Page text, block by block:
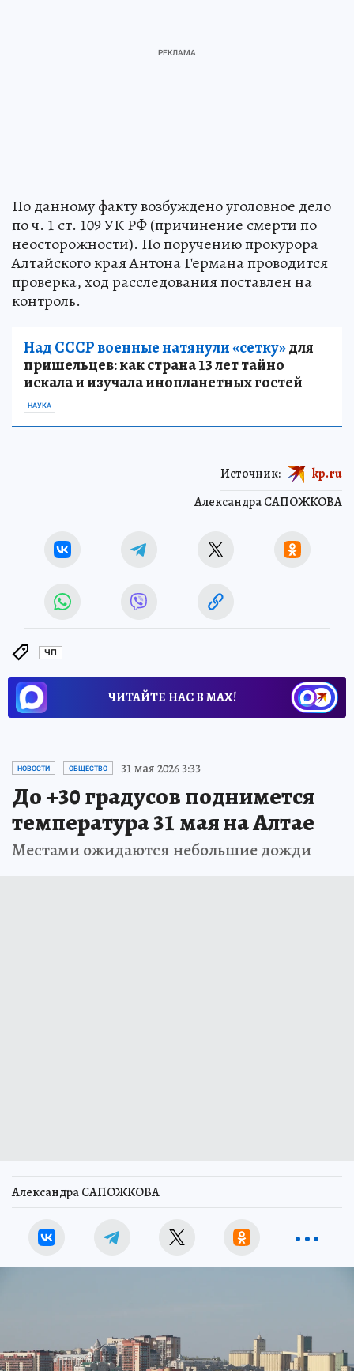
По данному факту возбуждено уголовное дело
по ч. 1 ст. 109 УК РФ (причинение смерти по
неосторожности). По поручению прокурора
Алтайского края Антона Германа проводится
проверка, ход расследования поставлен на
контроль.
Над СССР военные натянули «сетку»для
пришельцев: как страна 13 лет тайно
искала и изучала инопланетных гостей
НАУКА
Александра САПОЖКОВА
Источник: kp.ru
ЧП
ЧИТАЙТЕ НАС В МАХ!
НОВОСТИ ОБЩЕСТВО 31 мая 2026 3:33
До +30 градусов поднимется
температура 31 мая на Алтае
Местами ожидаются небольшие дожди
Александра САПОЖКОВА